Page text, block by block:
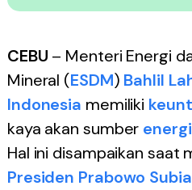
CEBU – Menteri Energi
Mineral (ESDM) Bahlil
Indonesia memiliki
kaya akan sumber
Hal ini disampaikan saat
Presiden Prabowo